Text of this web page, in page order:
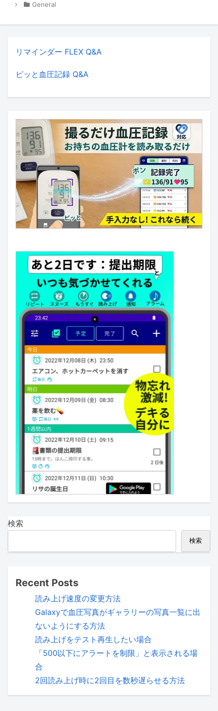
General
リマインダー FLEX Q&A
ピッと血圧記録 Q&A
検索
検索
Recent Posts
読み上げ速度の変更方法
Galaxyで血圧写真がギャラリーの写真一覧に出
ないようにする方法
読み上げをテスト再生したい場合
「500以下にアラートを制限」と表示される場
合
2回読み上げ時に2回目を数秒遅らせる方法